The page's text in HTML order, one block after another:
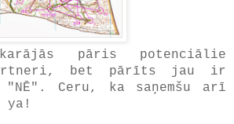
pāris potenciālie
bet pārīts jau ir
Ceru, ka saņemšu arī
ya!